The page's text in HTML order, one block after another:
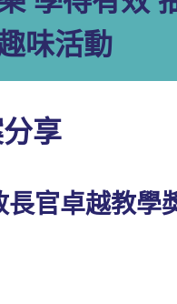
味活動
享
長官卓越教學